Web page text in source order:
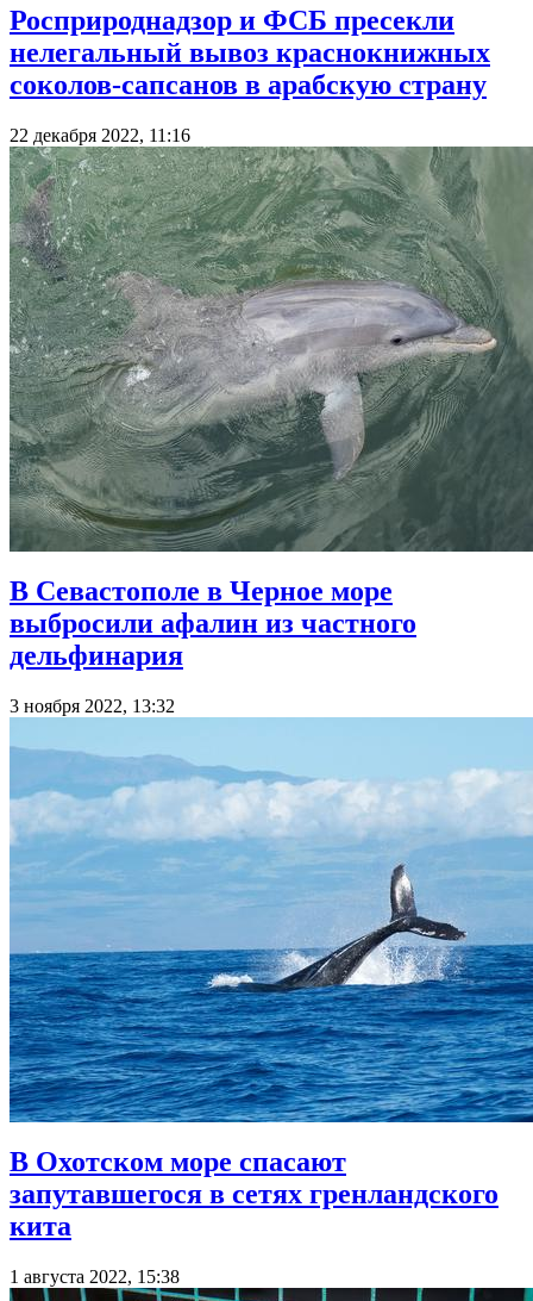
Росприроднадзор и ФСБ пресекли
нелегальный вывоз краснокнижных
соколов-сапсанов в арабскую страну
22 декабря 2022, 11:16
В Севастополе в Черное море
выбросили афалин из частного
дельфинария
3 ноября 2022, 13:32
В Охотском море спасают
запутавшегося в сетях гренландского
кита
1 августа 2022, 15:38